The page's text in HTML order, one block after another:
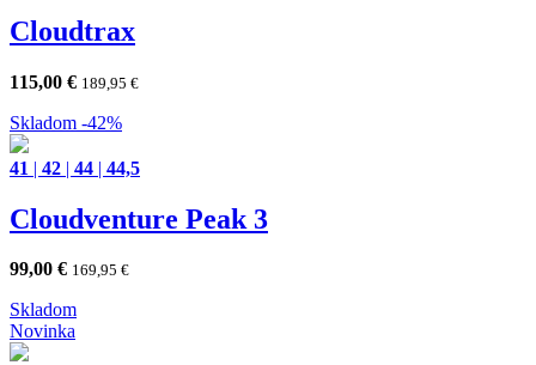
Cloudtrax
115,00 € 189,95 €
Skladom -42%
41 | 42 | 44 | 44,5
Cloudventure Peak 3
99,00 € 169,95 €
Skladom
Novinka